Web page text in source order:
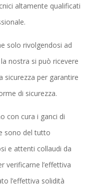
altamente qualificati
solo rivolgendosi ad
nostra si può ricevere
sicurezza per garantire
di sicurezza.
con cura i ganci di
sono del tutto
e attenti collaudi da
verificarne l’effettiva
l’effettiva solidità